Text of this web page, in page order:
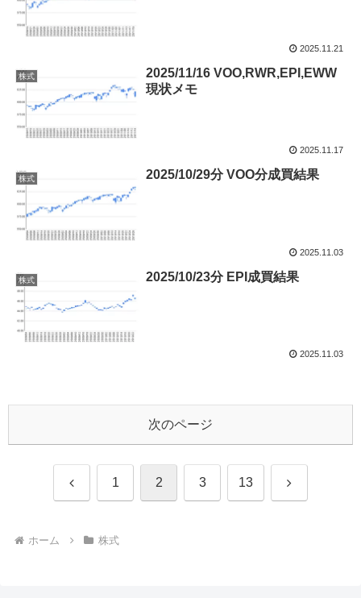
2025.11.21
株式
2025/11/16 VOO,RWR,EPI,EWW
現状メモ
2025.11.17
株式 2025/10/29分 VOO分成買結果
2025.11.03
株式 2025/10/23分 EPI成買結果
2025.11.03
次のページ
前 1 2 3 13 次
ホーム 株式